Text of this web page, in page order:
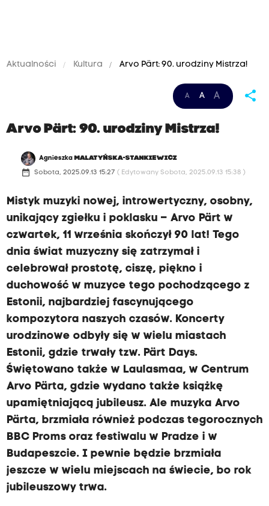
Aktualności Kultura Arvo Pärt: 90. urodziny Mistrza!
A A A share
Arvo Pärt: 90. urodziny Mistrza!
Agnieszka MALATYŃSKA-STANKIEWICZ
date_range Sobota, 2025.09.13 15:27 ( Edytowany Sobota, 2025.09.13 15:38 )
Mistyk muzyki nowej, introwertyczny, osobny,
unikający zgiełku i poklasku – Arvo Pärt w
czwartek, 11 września skończył 90 lat! Tego
dnia świat muzyczny się zatrzymał i
celebrował prostotę, ciszę, piękno i
duchowość w muzyce tego pochodzącego z
Estonii, najbardziej fascynującego
kompozytora naszych czasów. Koncerty
urodzinowe odbyły się w wielu miastach
Estonii, gdzie trwały tzw. Pärt Days.
Świętowano także w Laulasmaa, w Centrum
Arvo Pärta, gdzie wydano także książkę
upamiętniającą jubileusz. Ale muzyka Arvo
Pärta, brzmiała również podczas tegorocznych
BBC Proms oraz festiwalu w Pradze i w
Budapeszcie. I pewnie będzie brzmiała
jeszcze w wielu miejscach na świecie, bo rok
jubileuszowy trwa.